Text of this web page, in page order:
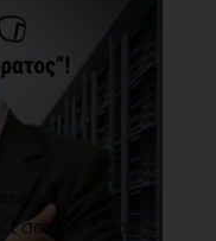
σου κάτι που